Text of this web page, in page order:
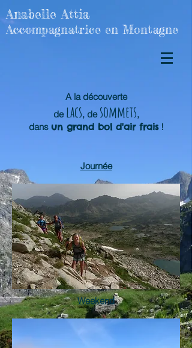
Anabelle Attia
Accompagnatrice en Montagne
A la découverte
de lacs, de sommets,
dans un grand bol d'air frais!
Journée
Weekend